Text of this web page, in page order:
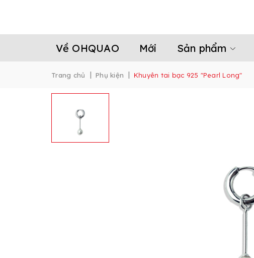
Về OHQUAO Mới Sản phẩm
Trang chủ | Phụ kiện | Khuyên tai bạc 925 "Pearl Long"